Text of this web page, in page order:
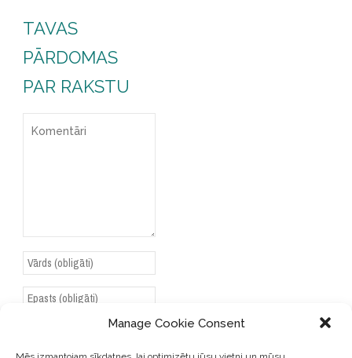
Manage Cookie Consent
TAVAS
PĀRDOMAS
PAR RAKSTU